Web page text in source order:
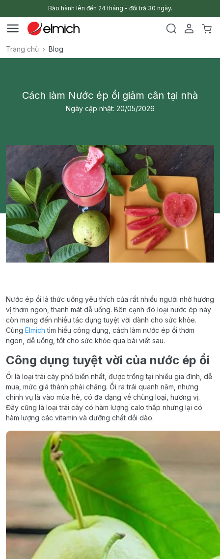
Bảo hành lên đến 24 tháng - đổi trả 30 ngày.
Trang chủ Blog
Cách làm Nước ép ổi giảm cân tại nhà
Ngày cập nhật: 20/05/2026
Nước ép ổi là thức uống yêu thích của rất nhiều người nhờ hương
vị thơm ngon, thanh mát dễ uống. Bên cạnh đó loại nước ép này
còn mang đến nhiều tác dụng tuyệt vời dành cho sức khỏe.
Cùng Elmich tìm hiểu công dụng, cách làm nước ép ổi thơm
ngon, dễ uống, tốt cho sức khỏe qua bài viết sau.
Công dụng tuyệt vời của nước ép ổi
Ổi là loại trái cây phổ biến nhất, được trồng tại nhiều gia đình, dễ
mua, mức giá thành phải chăng. Ổi ra trái quanh năm, nhưng
chính vụ là vào mùa hè, có đa dạng về chủng loại, hương vị.
Đây cũng là loại trái cây có hàm lượng calo thấp nhưng lại có
hàm lượng các vitamin và dưỡng chất dồi dào.